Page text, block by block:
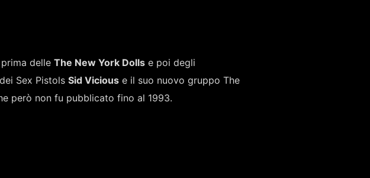
delle The New York Dollse poi degli
Sex Pistols Sid Viciouse il suo nuovo gruppo The
però non fu pubblicato fino al 1993.